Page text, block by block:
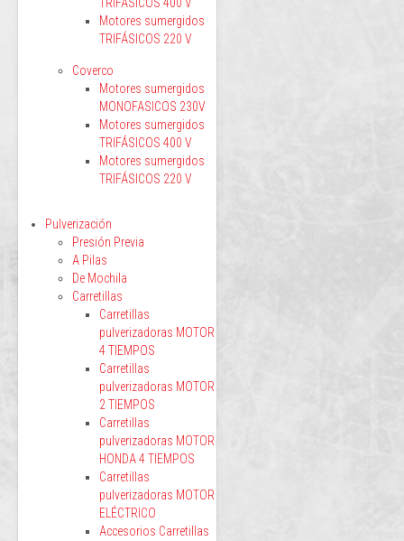
Motores sumergidos
TRIFÁSICOS 220 V
Coverco
Motores sumergidos
MONOFASICOS 230V
Motores sumergidos
TRIFÁSICOS 400 V
Motores sumergidos
TRIFÁSICOS 220 V
Pulverización
Presión Previa
A Pilas
De Mochila
Carretillas
Carretillas
pulverizadoras MOTOR
4 TIEMPOS
Carretillas
pulverizadoras MOTOR
2 TIEMPOS
Carretillas
pulverizadoras MOTOR
HONDA 4 TIEMPOS
Carretillas
pulverizadoras MOTOR
ELÉCTRICO
Accesorios Carretillas